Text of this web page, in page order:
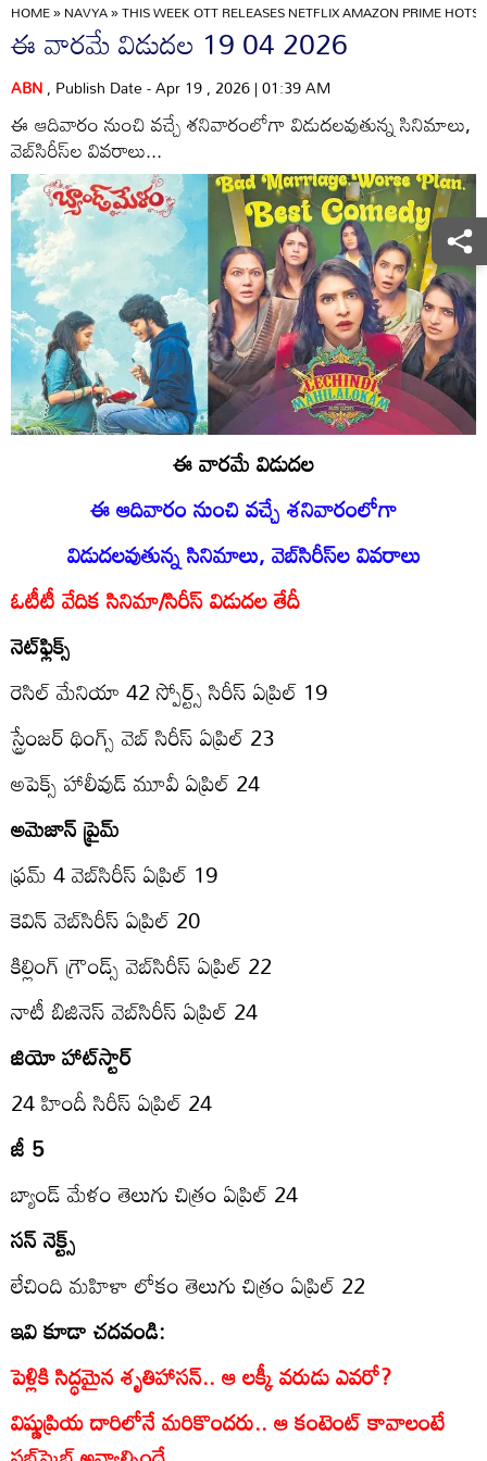
HOME»NAVYA»THIS WEEK OTT RELEASES NETFLIX AMAZON PRIME
ఈ వారమే విడుదల 19 04 2026
ABN, Publish Date - Apr 19 , 2026 | 01:39 AM
ఈ ఆదివారం నుంచి వచ్చే శనివారంలోగా విడుదలవుతున్న సినిమాలు,
వెబ్‌సిరీస్‌ల వివరాలు...
ఈ వారమే విడుదల
ఈ ఆదివారం నుంచి వచ్చే శనివారంలోగా
విడుదలవుతున్న సినిమాలు, వెబ్‌సిరీస్‌ల వివరాలు
ఓటీటీ వేదిక సినిమా/సిరీస్‌ విడుదల తేదీ
నెట్‌ఫ్లిక్స్‌
రెసిల్‌ మేనియా 42 స్పోర్ట్స్‌ సిరీస్‌ ఏప్రిల్‌ 19
స్ట్రేంజర్‌ థింగ్స్‌ వెబ్‌ సిరీస్‌ ఏప్రిల్‌ 23
అపెక్స్‌ హాలీవుడ్‌ మూవీ ఏప్రిల్‌ 24
అమెజాన్‌ ప్రైమ్‌
ఫ్రమ్‌ 4 వెబ్‌సిరీస్‌ ఏప్రిల్‌ 19
కెవిన్‌ వెబ్‌సిరీస్‌ ఏప్రిల్‌ 20
కిల్లింగ్‌ గ్రౌండ్స్‌ వెబ్‌సిరీస్‌ ఏప్రిల్‌ 22
నాటీ బిజినెస్‌ వెబ్‌సిరీస్‌ ఏప్రిల్‌ 24
జియో హాట్‌స్టార్‌
24 హిందీ సిరీస్‌ ఏప్రిల్‌ 24
జీ 5
బ్యాండ్‌ మేళం తెలుగు చిత్రం ఏప్రిల్‌ 24
సన్‌ నెక్ట్స్‌
లేచింది మహిళా లోకం తెలుగు చిత్రం ఏప్రిల్‌ 22
ఇవి కూడా చదవండి:
పెళ్లికి సిద్ధమైన శృతిహాసన్.. ఆ లక్కీ వరుడు ఎవరో?
విష్ణుప్రియ దారిలోనే మరికొందరు.. ఆ కంటెంట్ కావాలంటే